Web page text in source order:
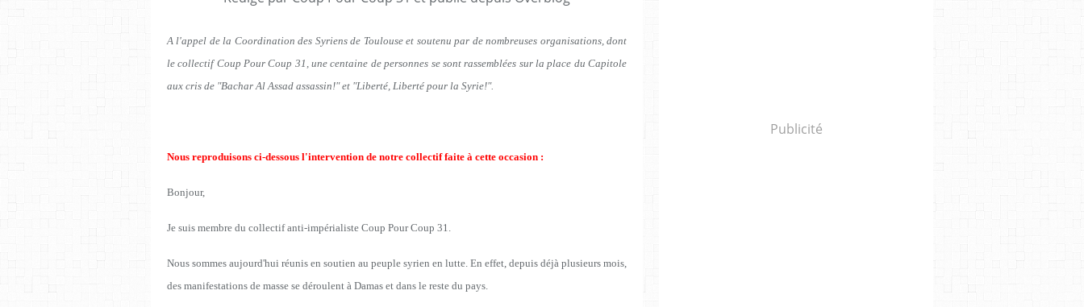
A l'appel de la Coordination des Syriens de Toulouse et soutenu par de nombreuses organisations, dont
le collectif Coup Pour Coup 31, une centaine de personnes se sont rassemblées sur la place du Capitole
aux cris de "Bachar Al Assad assassin!" et "Liberté, Liberté pour la Syrie!".
Nous reproduisons ci-dessous l'intervention de notre collectif faite à cette occasion :
Bonjour,
Je suis membre du collectif anti-impérialiste Coup Pour Coup 31.
Nous sommes aujourd'hui réunis en soutien au peuple syrien en lutte. En effet, depuis déjà plusieurs mois,
des manifestations de masse se déroulent à Damas et dans le reste du pays.
Publicité